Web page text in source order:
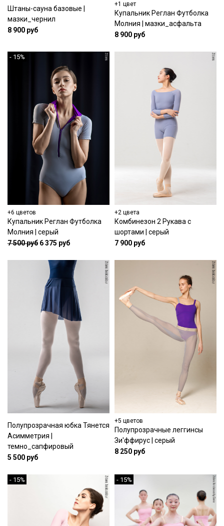
Штаны-сауна базовые |
мазки_чернил
8 900 руб
+1 цвет
Купальник Реглан Футболка
Молния | мазки_асфальта
8 900 руб
- 15%
+6 цветов
Купальник Реглан Футболка
Молния | серый
7 500 руб 6 375 руб
+2 цвета
Комбинезон 2 Рукава с
шортами | серый
7 900 руб
Полупрозрачная юбка Тянется
Асимметрия |
темно_сапфировый
5 500 руб
+5 цветов
Полупрозрачные леггинсы
Зи'ффирус | серый
8 250 руб
- 15% - 15%